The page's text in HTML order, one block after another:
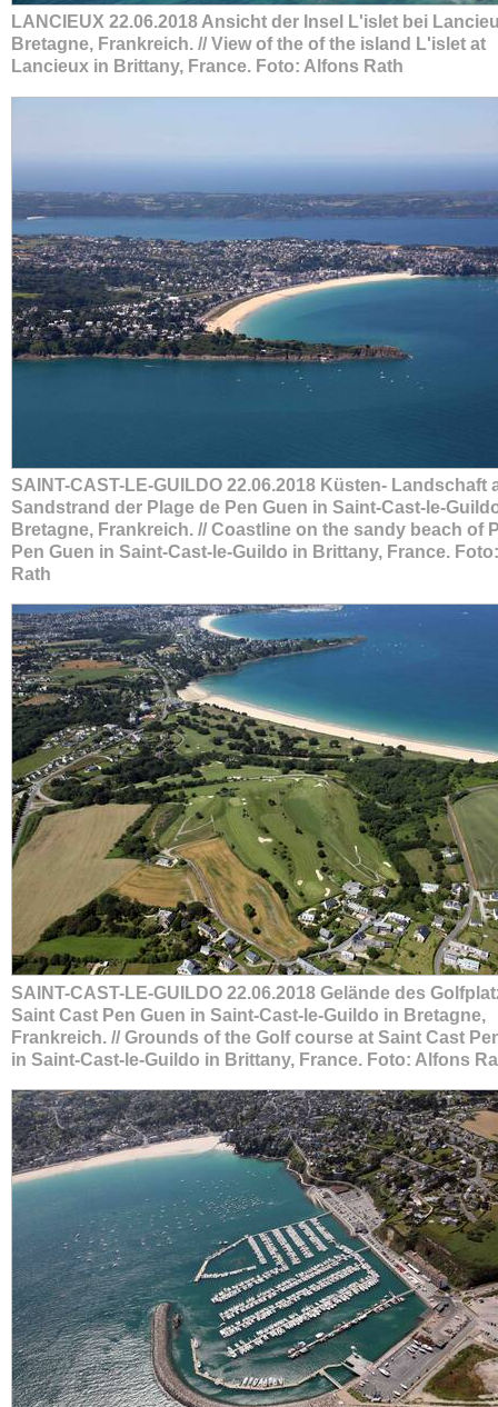
LANCIEUX 22.06.2018 Ansicht der Insel L'islet bei
Bretagne, Frankreich. // View of the of the island L'islet at
Lancieux in Brittany, France. Foto: Alfons Rath
SAINT-CAST-LE-GUILDO 22.06.2018 Küsten- Landschaft
Sandstrand der Plage de Pen Guen in Saint-Cast-le-
Bretagne, Frankreich. // Coastline on the sandy beach of
Pen Guen in Saint-Cast-le-Guildo in Brittany, France.
Rath
SAINT-CAST-LE-GUILDO 22.06.2018 Gelände des
Saint Cast Pen Guen in Saint-Cast-le-Guildo in Bretagne,
Frankreich. // Grounds of the Golf course at Saint Cast
in Saint-Cast-le-Guildo in Brittany, France. Foto: Alfons